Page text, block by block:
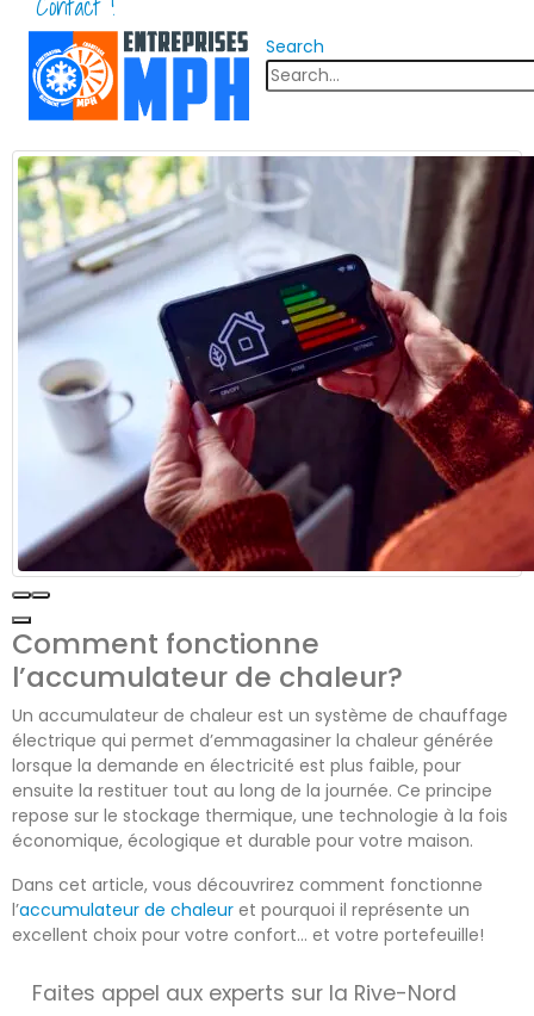
Search
Comment fonctionne
l’accumulateur de chaleur?
Un accumulateur de chaleur est un système de chauffage
électrique qui permet d’emmagasiner la chaleur générée
lorsque la demande en électricité est plus faible, pour
ensuite la restituer tout au long de la journée. Ce principe
repose sur le stockage thermique, une technologie à la fois
économique, écologique et durable pour votre maison.
Dans cet article, vous découvrirez comment fonctionne
l’accumulateur de chaleur et pourquoi il représente un
excellent choix pour votre confort… et votre portefeuille!
Faites appel aux experts sur la Rive-Nord